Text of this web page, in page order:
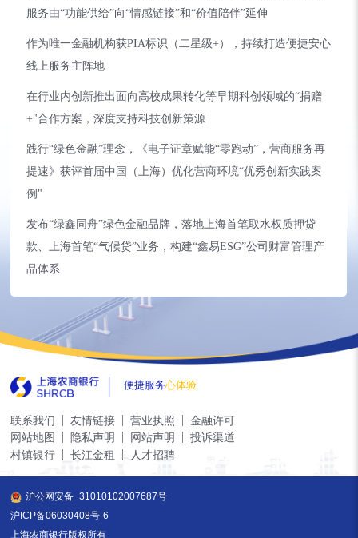
服务由“功能供给”向“情感链接”和“价值陪伴”延伸
作为唯一金融机构获PIA标识（二星级+），持续打造便捷安心
线上服务主阵地
在行业内创新推出面向高校成果转化等早期科创领域的“捐赠
+"合作方案，深度支持科技创新策源
践行“绿色金融”理念，《电子证章赋能“零跑动”，营商服务再
提速》获评首届中国（上海）优化营商环境“优秀创新实践案
例"
发布“绿鑫同舟”绿色金融品牌，落地上海首笔取水权质押贷
款、上海首笔“气候贷”业务，构建“鑫易ESG”公司财富管理产
品体系
便捷服务心体验
联系我们 友情链接 营业执照
金融许可
网站地图
隐私声明 网站声明
投诉渠道
村镇银行
长江金租 人才招聘
沪公网安备 31010102007687号
沪ICP备06030408号-6
上海农商银行版权所有